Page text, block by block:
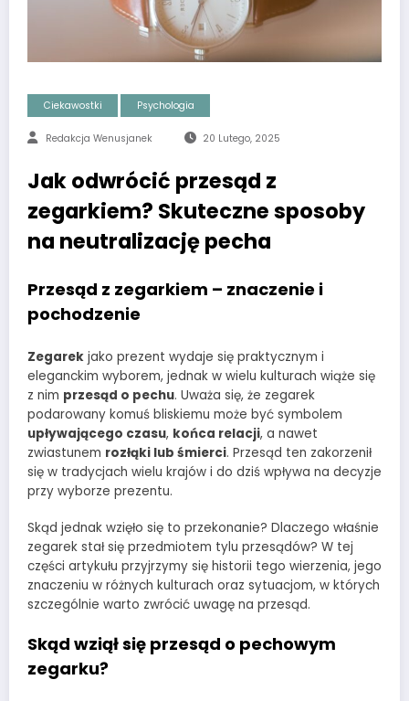
Ciekawostki Psychologia
Redakcja Wenusjanek 20 Lutego, 2025
Jak odwrócić przesąd z
zegarkiem? Skuteczne sposoby
na neutralizację pecha
Przesąd z zegarkiem – znaczenie i
pochodzenie
Zegarek jako prezent wydaje się praktycznym i
eleganckim wyborem, jednak w wielu kulturach wiąże się
z nim przesąd o pechu. Uważa się, że zegarek
podarowany komuś bliskiemu może być symbolem
upływającego czasu, końca relacji, a nawet
zwiastunem rozłąki lub śmierci. Przesąd ten zakorzenił
się w tradycjach wielu krajów i do dziś wpływa na decyzje
przy wyborze prezentu.
Skąd jednak wzięło się to przekonanie? Dlaczego właśnie
zegarek stał się przedmiotem tylu przesądów? W tej
części artykułu przyjrzymy się historii tego wierzenia, jego
znaczeniu w różnych kulturach oraz sytuacjom, w których
szczególnie warto zwrócić uwagę na przesąd.
Skąd wziął się przesąd o pechowym
zegarku?